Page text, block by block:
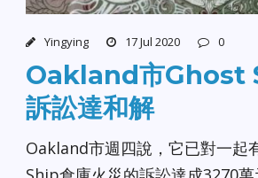
Yingying 17 Jul 2020 0
Oakland市Ghost
訴訟達和解
Oakland市週四說，它已對一起